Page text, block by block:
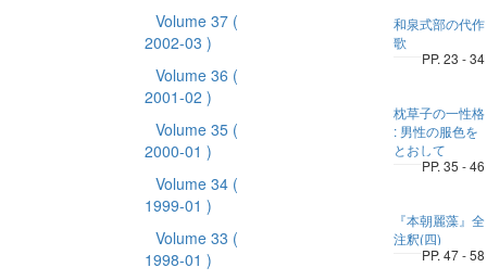
Volume 37 (
2002-03 )
Volume 36 (
2001-02 )
Volume 35 (
2000-01 )
Volume 34 (
1999-01 )
Volume 33 (
1998-01 )
和泉式部の代作
歌
PP. 23 - 34
枕草子の一性格
: 男性の服色を
とおして
PP. 35 - 46
『本朝麗藻』全
注釈(四)
PP. 47 - 58